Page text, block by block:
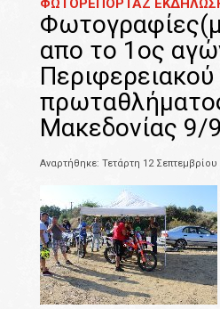
ΦΩΤΟΡΕΠΟΡΤΑΖ
απο το 1ος
Περιφερειακού
Μακεδονίας 9/
Αναρτήθηκε: Τετάρτη 12 Σεπτεμβρίου